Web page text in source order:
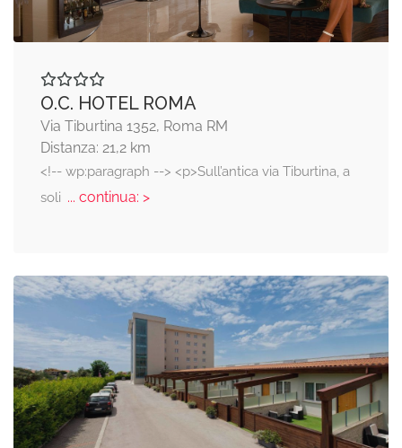
O.C. HOTEL ROMA
Via Tiburtina 1352, Roma RM
Distanza: 21,2 km
<!-- wp:paragraph --> <p>Sull’antica via Tiburtina, a
soli ... continua: >